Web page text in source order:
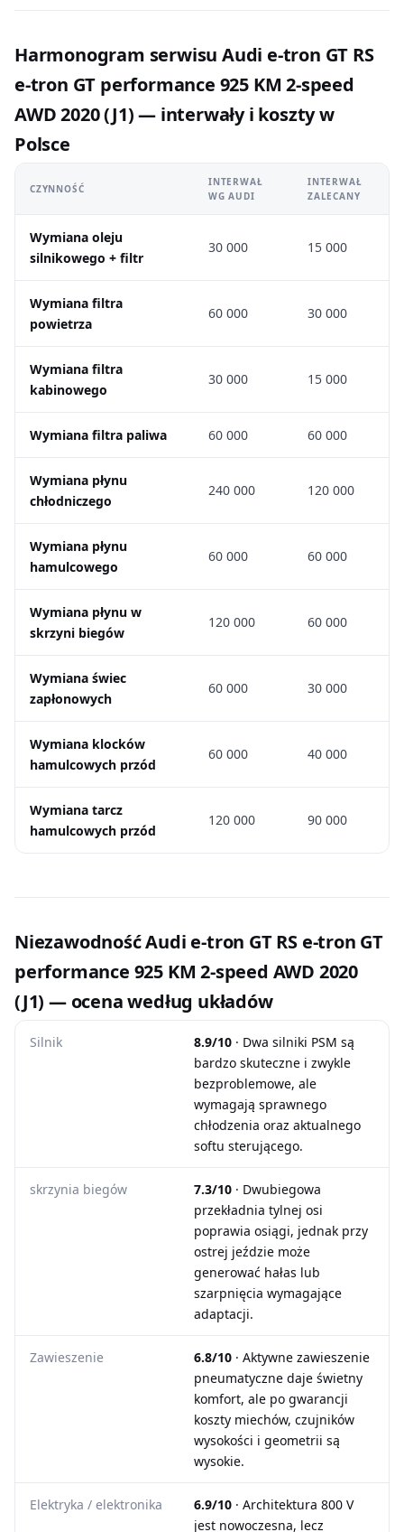
Harmonogram serwisu Audi e-tron GT RS
e-tron GT performance 925 KM 2-speed
AWD 2020 (J1) — interwały i koszty w
Polsce
CZYNNOŚĆ
INTERWAŁ
WG AUDI
INTERWAŁ
ZALECANY
Wymiana oleju
silnikowego + filtr
30 000 15 000
Wymiana filtra
powietrza
60 000 30 000
Wymiana filtra
kabinowego
30 000 15 000
Wymiana filtra paliwa 60 000 60 000
Wymiana płynu
chłodniczego
240 000 120 000
Wymiana płynu
hamulcowego
60 000 60 000
Wymiana płynu w
skrzyni biegów
120 000 60 000
Wymiana świec
zapłonowych
60 000 30 000
Wymiana klocków
hamulcowych przód
60 000 40 000
Wymiana tarcz
hamulcowych przód
120 000 90 000
Niezawodność Audi e-tron GT RS e-tron GT
performance 925 KM 2-speed AWD 2020
(J1) — ocena według układów
Silnik 8.9/10 · Dwa silniki PSM są
bardzo skuteczne i zwykle
bezproblemowe, ale
wymagają sprawnego
chłodzenia oraz aktualnego
softu sterującego.
skrzynia biegów 7.3/10 · Dwubiegowa
przekładnia tylnej osi
poprawia osiągi, jednak przy
ostrej jeździe może
generować hałas lub
szarpnięcia wymagające
adaptacji.
Zawieszenie 6.8/10 · Aktywne zawieszenie
pneumatyczne daje świetny
komfort, ale po gwarancji
koszty miechów, czujników
wysokości i geometrii są
wysokie.
Elektryka / elektronika 6.9/10 · Architektura 800 V
jest nowoczesna, lecz